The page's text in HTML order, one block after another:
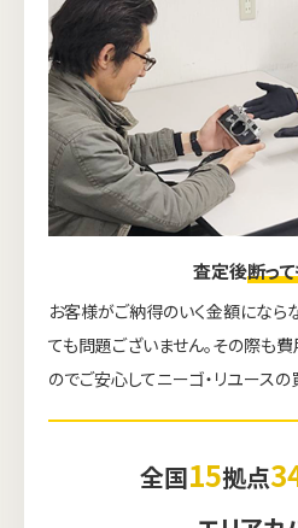
査定後断っ
お客様がご納得のいく金額になら
ても問題ございません。その際も
のでご安心してニーゴ・リユース
全国15拠点